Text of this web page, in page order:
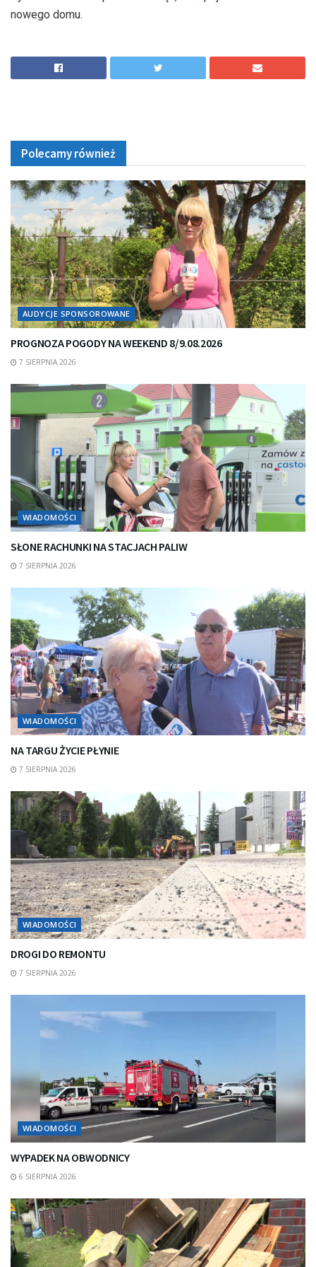
nowego domu.
Polecamy również
AUDYCJE SPONSOROWANE
PROGNOZA POGODY NA WEEKEND 8/9.08.2026
7 SIERPNIA 2026
WIADOMOŚCI
SŁONE RACHUNKI NA STACJACH PALIW
7 SIERPNIA 2026
WIADOMOŚCI
NA TARGU ŻYCIE PŁYNIE
7 SIERPNIA 2026
WIADOMOŚCI
DROGI DO REMONTU
7 SIERPNIA 2026
WIADOMOŚCI
WYPADEK NA OBWODNICY
6 SIERPNIA 2026